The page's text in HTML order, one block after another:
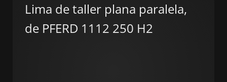
Lima de taller plana paralela,
de PFERD 1112 250 H2